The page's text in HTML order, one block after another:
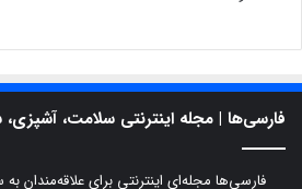
فارسی‌ها | مجله اینترنتی سلامت،
فارسی‌ها مجله‌ای اینترنتی برای علاقه‌مندان